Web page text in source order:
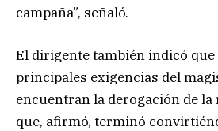
campaña”, señaló.
El dirigente también indicó que
principales exigencias del
encuentran la derogación de
que, afirmó, terminó